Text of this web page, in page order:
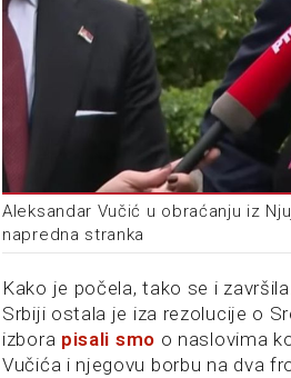
Aleksandar Vučić u obraćanju iz
napredna stranka
Kako je počela, tako se i
Srbiji ostala je iza rezolucije o
izbora pisali smo o naslovima
Vučića i njegovu borbu na dva